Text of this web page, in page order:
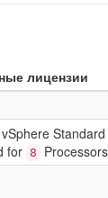
лицензии
for 8